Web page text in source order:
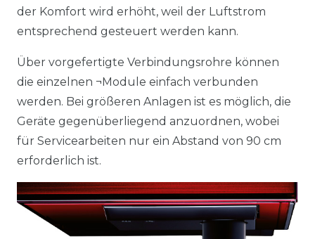
der Komfort wird erhöht, weil der Luftstrom
entsprechend ­gesteuert werden kann.
Über vorgefertigte Verbindungsrohre können
die einzelnen ¬Module einfach verbunden
werden. Bei größeren Anlagen ist es möglich, die
Geräte gegenüberliegend anzuordnen, wobei
für Servicearbeiten nur ein Abstand von 90 cm
erforderlich ist.